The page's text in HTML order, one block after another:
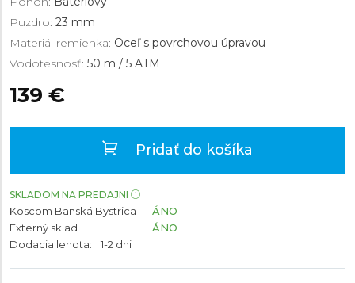
Puzdro: 23 mm
Materiál remienka: Oceľ s povrchovou úpravou
Vodotesnosť: 50 m / 5 ATM
139 €
Pridať do košíka
SKLADOM NA PREDAJNI
Koscom Banská Bystrica
ÁNO
Externý sklad
ÁNO
Dodacia lehota:
1-2 dni